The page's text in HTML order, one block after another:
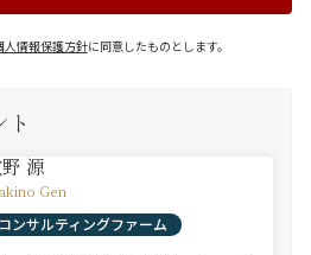
人情報保護方針に同意したものとします。
源
Gen
コンサルティングファーム